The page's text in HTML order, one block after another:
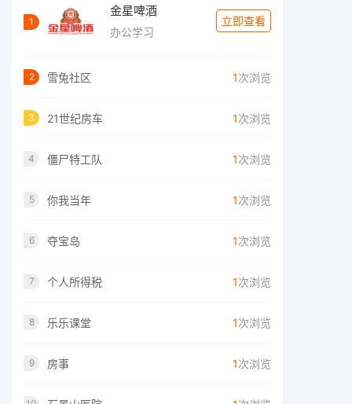
1
金星啤酒
办公学习
立即查看
2 雪兔社区 1次浏览
3 21世纪房车 1次浏览
4 僵尸特工队 1次浏览
5 你我当年 1次浏览
6 夺宝岛 1次浏览
7 个人所得税 1次浏览
8 乐乐课堂 1次浏览
9 房事 1次浏览